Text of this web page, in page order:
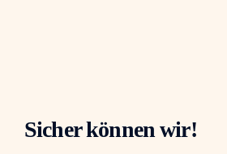
Sicher können wir!